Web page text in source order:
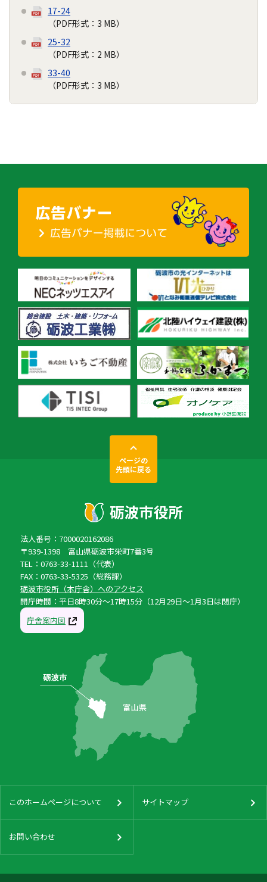
17-24
（PDF形式：3 MB）
25-32
（PDF形式：2 MB）
33-40
（PDF形式：3 MB）
ページの
先頭に戻る
法人番号：7000020162086
〒939-1398 富山県砺波市栄町7番3号
TEL：0763-33-1111（代表）
FAX：0763-33-5325（総務課）
砺波市役所（本庁舎）へのアクセス
開庁時間：平日8時30分〜17時15分（12月29日〜1月3日は閉庁）
庁舎案内図
このホームページについて サイトマップ
お問い合わせ